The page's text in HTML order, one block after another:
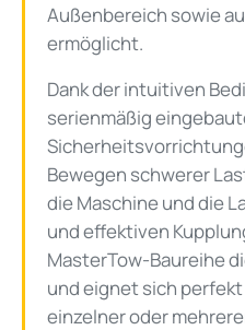
Außenbereich sowie
ermöglicht.
Dank der intuitiven
serienmäßig
Bewegen schwerer
die Maschine und die
und effektiven
MasterTow-Baureihe
und eignet sich
einzelner oder